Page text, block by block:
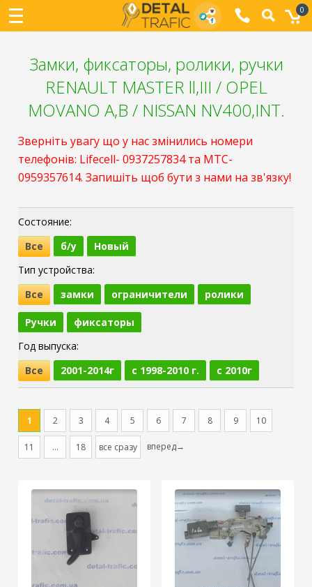
0
Замки, фиксаторы, ролики, ручки
RENAULT MASTER ll,III / OPEL
MOVANO A,B / NISSAN NV400,INT.
Зверніть увагу що у нас змінились номери
телефонів: Lifecell- 0937257834 та МТС-
0959357614. Запишіть щоб бути з нами на зв'язку!
Состояние:
Все
б/у
Новый
Тип устройства:
Все
замки ограничители ролики
Ручки
фиксаторы
Год выпуска:
Все
2001-2014г c 1998-2010 г. c 2010г
1 2 3 4 5 6 7 8 9 10
11 ... 18 все сразу вперед→